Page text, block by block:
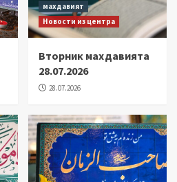
махдавият
Новости из центра
Вторник махдавията
28.07.2026
28.07.2026